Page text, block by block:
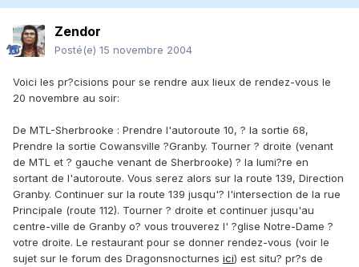
Zendor
Posté(e) 15 novembre 2004
Voici les pr?cisions pour se rendre aux lieux de rendez-vous le
20 novembre au soir:
De MTL-Sherbrooke : Prendre l'autoroute 10, ? la sortie 68,
Prendre la sortie Cowansville ?Granby. Tourner ? droite (venant
de MTL et ? gauche venant de Sherbrooke) ? la lumi?re en
sortant de l'autoroute. Vous serez alors sur la route 139, Direction
Granby. Continuer sur la route 139 jusqu'? l'intersection de la rue
Principale (route 112). Tourner ? droite et continuer jusqu'au
centre-ville de Granby o? vous trouverez l' ?glise Notre-Dame ?
votre droite. Le restaurant pour se donner rendez-vous (voir le
sujet sur le forum des Dragonsnocturnes ici) est situ? pr?s de